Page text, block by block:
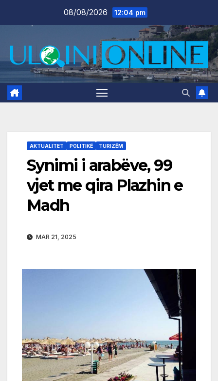
08/08/2026 12:04 pm
AKTUALITET POLITIKË TURIZËM
Synimi i arabëve, 99
vjet me qira Plazhin e
Madh
MAR 21, 2025